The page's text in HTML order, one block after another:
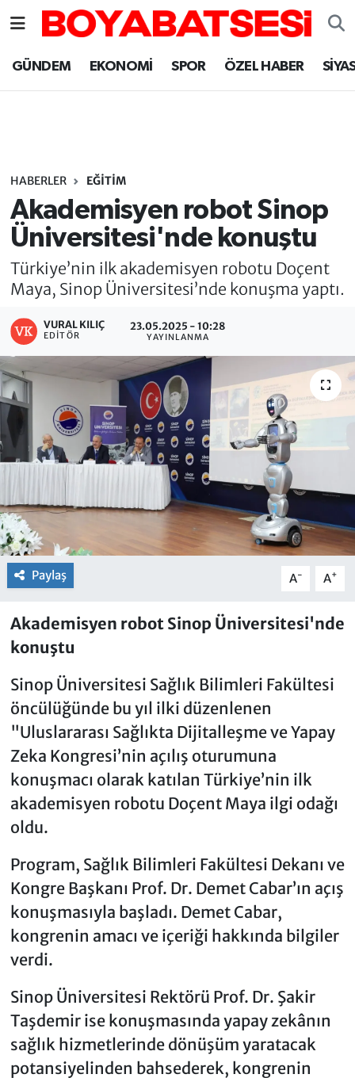
GÜNDEM EKONOMİ SPOR ÖZEL HABER
HABERLER EĞİTİM
Akademisyen robot Sinop
Üniversitesi'nde konuştu
Türkiye’nin ilk akademisyen robotu Doçent
Maya, Sinop Üniversitesi’nde konuşma yaptı.
VURAL KILIÇ
EDITÖR
23.05.2025 - 10:28
YAYINLANMA
Paylaş A- A+
Akademisyen robot Sinop Üniversitesi'nde
konuştu
Sinop Üniversitesi Sağlık Bilimleri Fakültesi
öncülüğünde bu yıl ilki düzenlenen
"Uluslararası Sağlıkta Dijitalleşme ve Yapay
Zeka Kongresi’nin açılış oturumuna
konuşmacı olarak katılan Türkiye’nin ilk
akademisyen robotu Doçent Maya ilgi odağı
oldu.
Program, Sağlık Bilimleri Fakültesi Dekanı ve
Kongre Başkanı Prof. Dr. Demet Cabar’ın açış
konuşmasıyla başladı. Demet Cabar,
kongrenin amacı ve içeriği hakkında bilgiler
verdi.
Sinop Üniversitesi Rektörü Prof. Dr. Şakir
Taşdemir ise konuşmasında yapay zekânın
sağlık hizmetlerinde dönüşüm yaratacak
potansiyelinden bahsederek, kongrenin
Sinop Nöbetçi Eczaneler
Sinop Trafik Yoğunluk Haritası
Süper Lig Puan Durumu ve Fikstür
Tüm Manşetler
Son Dakika Haberleri
Haber Arşivi